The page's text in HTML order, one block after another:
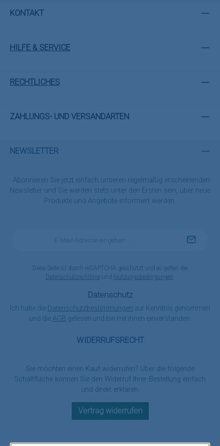
KONTAKT
HILFE & SERVICE
RECHTLICHES
ZAHLUNGS- UND VERSANDARTEN
WIDERRUFSRECHT
Sie möchten einen Kauf widerrufen? Über die folgende
Schaltfläche können Sie den Widerruf Ihrer Bestellung einfach
und direkt erklären.
Vertrag widerrufen
NEWSLETTER
Abonnieren Sie jetzt einfach unseren regelmäßig erscheinenden
Newsletter und Sie werden stets unter den Ersten sein, über neue
Produkte und Angebote informiert werden.
Diese Seite ist durch reCAPTCHA geschützt und es gelten die
Datenschutzrichtlinieund Nutzungsbedingungen
Datenschutz
Ich habe die Datenschutzbestimmungen zur Kenntnis genommen
und die AGB gelesen und bin mit ihnen einverstanden.